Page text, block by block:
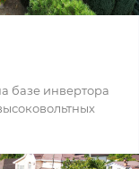
базе инвертора